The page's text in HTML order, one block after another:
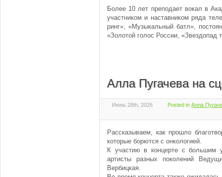
Более 10 лет преподает вокал в
участником и наставником ряда
ринг», «Музыкальный батл»,
«Золотой голос России, «Звездопад
Алла Пугачева на
Июнь 28th, 2026 Posted in Алла
Рассказываем, как прошло
которые борются с онкологией.
К участию в концерте с большим
артисты разных поколений
Вербицкая.